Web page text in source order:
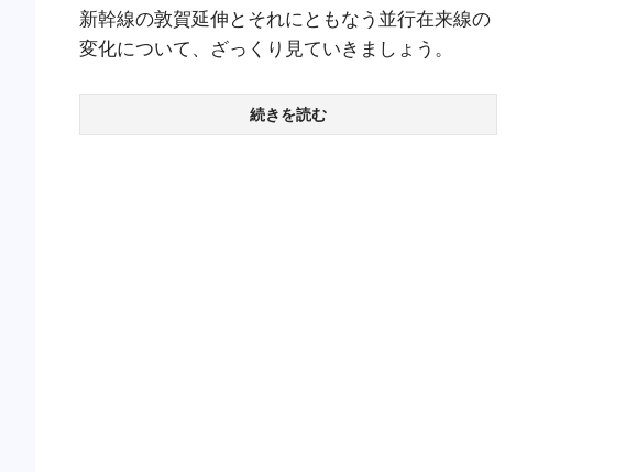
新幹線の敦賀延伸とそれにともなう並行在来線の
変化について、ざっくり見ていきましょう。
続きを読む